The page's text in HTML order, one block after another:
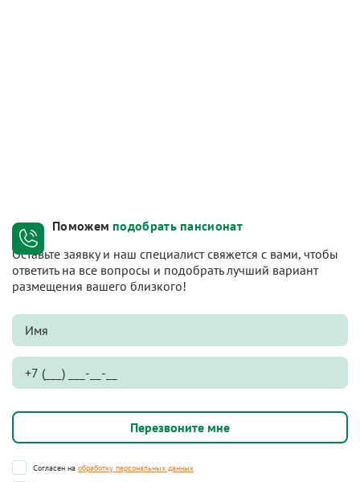
Поможем подобрать пансионат
Оставьте заявку и наш специалист свяжется с вами, чтобы
ответить на все вопросы и подобрать лучший вариант
размещения вашего близкого!
Согласен на обработку персональных данных